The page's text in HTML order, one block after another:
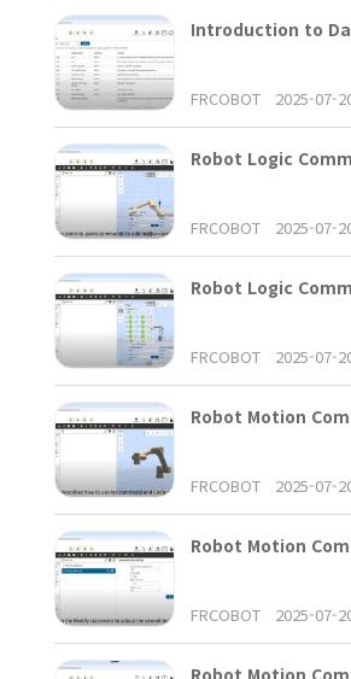
FRCOBOT 2025-07-
FRCOBOT 2025-07-
FRCOBOT 2025-07-
FRCOBOT 2025-07-
FRCOBOT 2025-07-